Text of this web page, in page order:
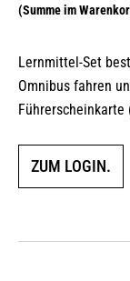
Lernmittel-Set
Omnibus fahren
Führerscheinkarte
ZUM LOGIN.